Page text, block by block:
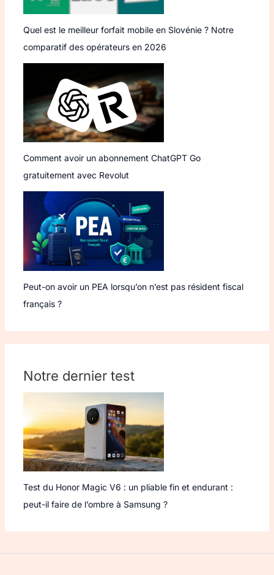
Quel est le meilleur forfait mobile en Slovénie ? Notre
comparatif des opérateurs en 2026
Comment avoir un abonnement ChatGPT Go
gratuitement avec Revolut
Peut-on avoir un PEA lorsqu’on n’est pas résident fiscal
français ?
Notre dernier test
Test du Honor Magic V6 : un pliable fin et endurant :
peut-il faire de l’ombre à Samsung ?